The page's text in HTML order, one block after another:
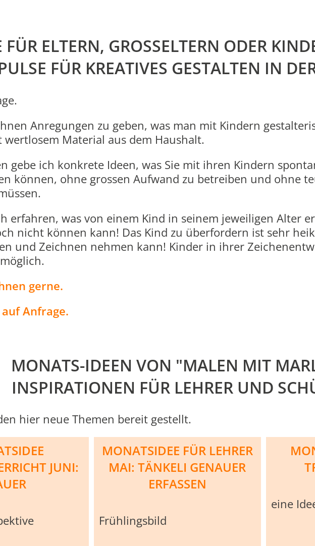
FÜR ELTERN, GROSSELTERN ODER
FÜR KREATIVES GESTALTEN IN
Anregungen zu geben, was man mit Kindern
Material aus dem Haushalt.
gebe ich konkrete Ideen, was Sie mit ihren Kindern
können, ohne grossen Aufwand zu betreiben und ohne
erfahren, was von einem Kind in seinem jeweiligen Alter
nicht können kann! Das Kind zu überfordern ist sehr
und Zeichnen nehmen kann! Kinder in ihrer
gerne.
Anfrage.
MONATS-IDEEN VON "MALEN MIT
INSPIRATIONEN FÜR LEHRER UND
hier neue Themen bereit gestellt.
JUNI:
MONATSIDEE FÜR LEHRER
MAI: TÄNKELI GENAUER
ERFASSEN
Frühlingsbild
eine